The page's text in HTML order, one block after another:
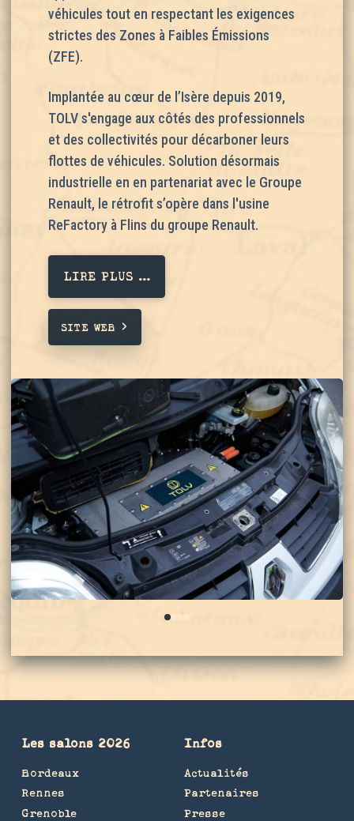
véhicules tout en respectant les exigences
strictes des Zones à Faibles Émissions
(ZFE).
Implantée au cœur de l’Isère depuis 2019,
TOLV s'engage aux côtés des professionnels
et des collectivités pour décarboner leurs
flottes de véhicules. Solution désormais
industrielle en en partenariat avec le Groupe
Renault, le rétrofit s’opère dans l'usine
ReFactory à Flins du groupe Renault.
LIRE PLUS ...
SITE WEB
01
Les salons 2026
Bordeaux
Rennes
Grenoble
Infos
Actualités
Partenaires
Presse